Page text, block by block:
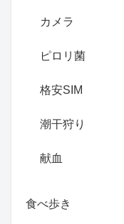
カメラ
ピロリ菌
格安SIM
潮干狩り
献血
食べ歩き